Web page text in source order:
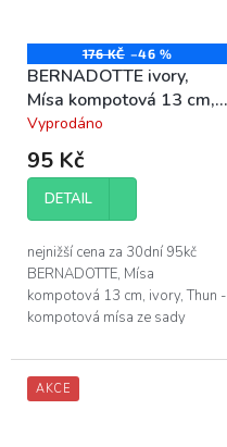
176 KČ –46 %
BERNADOTTE ivory,
Mísa kompotová 13 cm,
porcelán Thun
Průměrné
hodnocení
produktu
5,0
5
hvězdiček.
Vyprodáno
95 Kč
DETAIL
nejnižší cena za 30dní 95kč
BERNADOTTE, Mísa
kompotová 13 cm, ivory, Thun -
kompotová mísa ze sady
barvě slonová kost - průměr
kompotové mísy je 13 cm...
AKCE